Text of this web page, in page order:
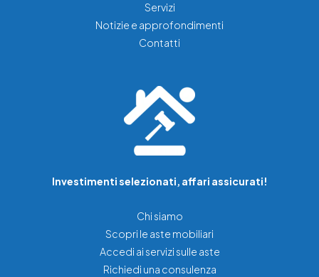
Servizi
Notizie e approfondimenti
Contatti
Investimenti selezionati, affari assicurati!
Chi siamo
Scopri le aste mobiliari
Accedi ai servizi sulle aste
Richiedi una consulenza